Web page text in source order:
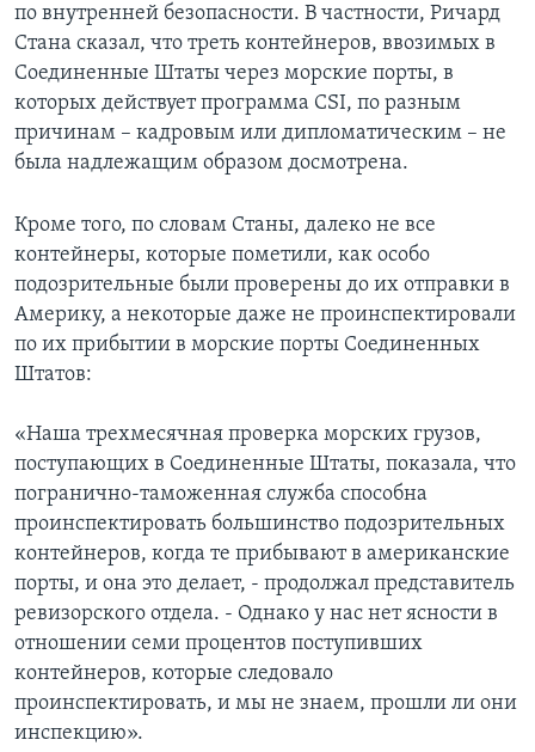
по внутренней безопасности. В частности, Ричард
Стана сказал, что треть контейнеров, ввозимых в
Соединенные Штаты через морские порты, в
которых действует программа CSI, по разным
причинам – кадровым или дипломатическим – не
была надлежащим образом досмотрена.
Кроме того, по словам Станы, далеко не все
контейнеры, которые пометили, как особо
подозрительные были проверены до их отправки в
Америку, а некоторые даже не проинспектировали
по их прибытии в морские порты Соединенных
Штатов:
«Наша трехмесячная проверка морских грузов,
поступающих в Соединенные Штаты, показала, что
погранично-таможенная служба способна
проинспектировать большинство подозрительных
контейнеров, когда те прибывают в американские
порты, и она это делает, - продолжал представитель
ревизорского отдела. - Однако у нас нет ясности в
отношении семи процентов поступивших
контейнеров, которые следовало
проинспектировать, и мы не знаем, прошли ли они
инспекцию».